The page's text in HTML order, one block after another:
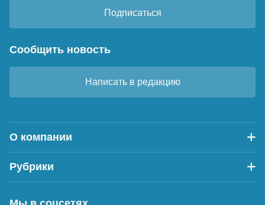
Подписаться
Сообщить новость
Написать в редакцию
О компании
Рубрики